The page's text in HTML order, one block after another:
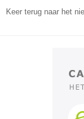
Keer terug naar het